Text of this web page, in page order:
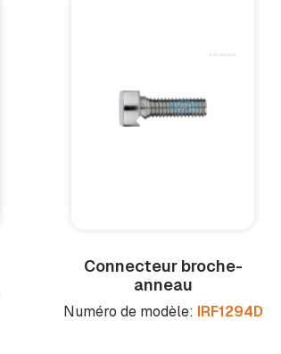
Connecteur broche-
anneau
Numéro de modèle: IRF1294D